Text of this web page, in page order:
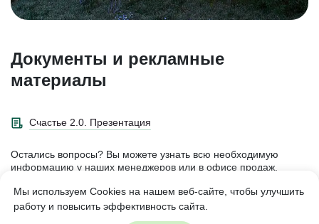
Документы и рекламные
материалы
Счастье 2.0. Презентация
Остались вопросы? Вы можете узнать всю необходимую
информацию у наших менеджеров или в офисе продаж.
Запросить
Мы используем Cookies на нашем веб-сайте, чтобы улучшить
работу и повысить эффективность сайта.